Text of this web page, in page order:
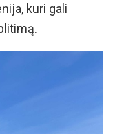
kuri gali